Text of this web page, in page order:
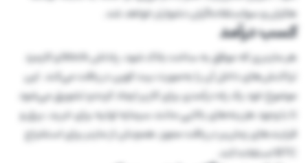
هکران و سواستفاده‌گران دشوارتر خواهد شد.
کسب درآمد
هر ماینری که موفق به ساخت بلاک شود، پاداش block و کارمزد
تراکنش‌های داخل آن را به‌صورت بیت کوین دریافت می‌کند. این
موضوع خود یک راه درآمدی برای کاربر ایجاد کرده و تشویق می‌شود
تا با وجود هزینه‌های بالایی مانند سرمایه اولیه برای خرید، برق و
فرایند‌های زمان‌بر دریافت مجوز، همچنان از ماینر برای استخراج
BTC استفاده کند.